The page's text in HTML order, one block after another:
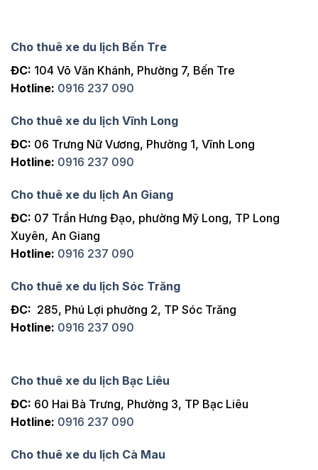
Cho thuê xe du lịch Bến Tre
ĐC: 104 Võ Văn Khánh, Phường 7, Bến Tre
Hotline: 0916 237 090
Cho thuê xe du lịch Vĩnh Long
ĐC: 06 Trưng Nữ Vương, Phường 1, Vĩnh Long
Hotline: 0916 237 090
Cho thuê xe du lịch An Giang
ĐC: 07 Trần Hưng Đạo, phường Mỹ Long, TP Long
Xuyên, An Giang
Hotline: 0916 237 090
Cho thuê xe du lịch Sóc Trăng
ĐC: 285, Phú Lợi phường 2, TP Sóc Trăng
Hotline: 0916 237 090
Cho thuê xe du lịch Bạc Liêu
ĐC: 60 Hai Bà Trưng, Phường 3, TP Bạc Liêu
Hotline: 0916 237 090
Cho thuê xe du lịch Cà Mau